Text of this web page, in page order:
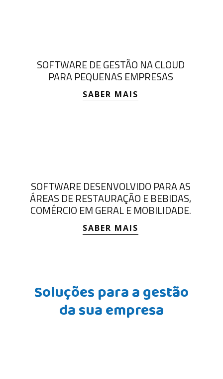
SOFTWARE DE GESTÃO NA CLOUD
PARA PEQUENAS EMPRESAS
SABER MAIS
SOFTWARE DESENVOLVIDO PARA AS
ÁREAS DE RESTAURAÇÃO E BEBIDAS,
COMÉRCIO EM GERAL E MOBILIDADE.
SABER MAIS
Soluções para a gestão
da sua empresa